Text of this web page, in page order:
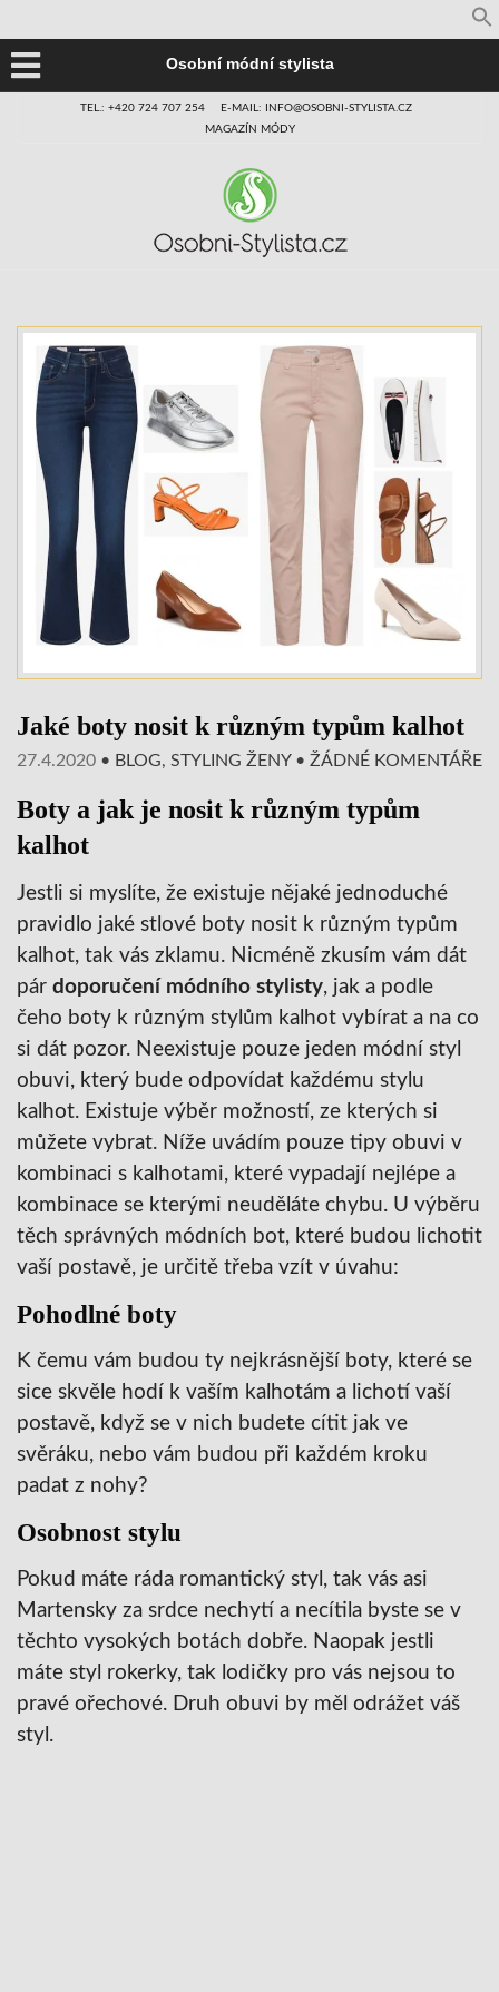
Osobní módní stylista
TEL.: +420 724 707 254
E-MAIL: INFO@OSOBNI-STYLISTA.CZ
MAGAZÍN MÓDY
Jaké boty nosit k různým typům kalhot
27.4.2020 • BLOG, STYLING ŽENY• ŽÁDNÉ KOMENTÁŘE
Boty a jak je nosit k různým typům
kalhot
Jestli si myslíte, že existuje nějaké jednoduché
pravidlo jaké stlové boty nosit k různým typům
kalhot, tak vás zklamu. Nicméně zkusím vám dát
pár doporučení módního stylisty, jak a podle
čeho boty k různým stylům kalhot vybírat a na co
si dát pozor. Neexistuje pouze jeden módní styl
obuvi, který bude odpovídat každému stylu
kalhot. Existuje výběr možností, ze kterých si
můžete vybrat. Níže uvádím pouze tipy obuvi v
kombinaci s kalhotami, které vypadají nejlépe a
kombinace se kterými neuděláte chybu. U výběru
těch správných módních bot, které budou lichotit
vaší postavě, je určitě třeba vzít v úvahu:
Pohodlné boty
K čemu vám budou ty nejkrásnější boty, které se
sice skvěle hodí k vaším kalhotám a lichotí vaší
postavě, když se v nich budete cítit jak ve
svěráku, nebo vám budou při každém kroku
padat z nohy?
Osobnost stylu
Pokud máte ráda romantický styl, tak vás asi
Martensky za srdce nechytí a necítila byste se v
těchto vysokých botách dobře. Naopak jestli
máte styl rokerky, tak lodičky pro vás nejsou to
pravé ořechové. Druh obuvi by měl odrážet váš
styl.